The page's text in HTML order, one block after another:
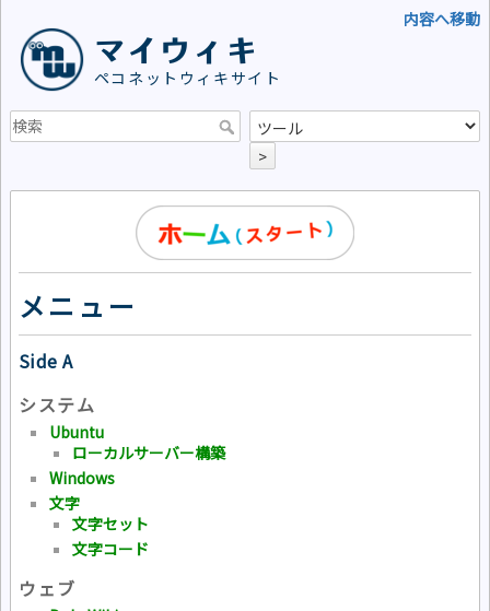
内容へ移動
マイウィキ
ペコネットウィキサイト
>
メニュー
Side A
システム
Ubuntu
ローカルサーバー構築
Windows
文字
文字セット
文字コード
ウェブ